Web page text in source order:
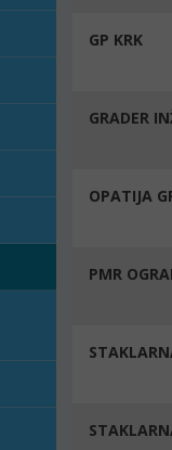
GP KRK
GRADER
OPATIJA
PMR